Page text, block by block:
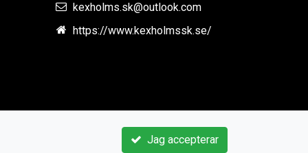
kexholms.sk@outlook.com
https://www.kexholmssk.se/
Jag accepterar